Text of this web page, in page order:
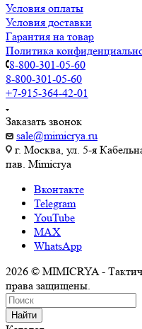
Условия оплаты
Условия доставки
Гарантия на товар
Политика
8-800-301-05-60
8-800-301-05-60
+7-915-364-42-01
Заказать звонок
sale@mimicrya.ru
г. Москва, ул. 5-я
пав. Mimicrya
Вконтакте
Telegram
YouTube
MAX
WhatsApp
2026 © MIMICRYA -
права защищены.
Найти